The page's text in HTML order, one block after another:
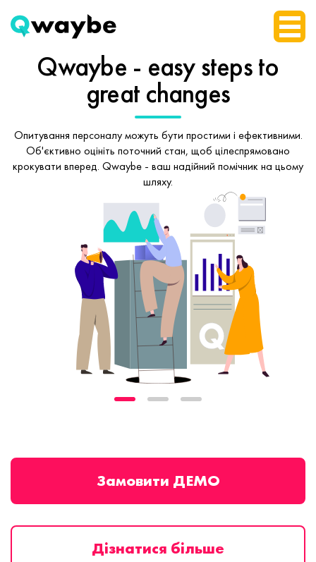
Qwaybe - easy stepsto
great changes
Опитування персоналу можуть бути простими і ефективними.
Об'єктивно оцініть поточний стан, щоб цілеспрямовано
крокувати вперед. Qwaybe - ваш надійний помічник на цьому
шляху.
Замовити ДЕМО
Дізнатися більше